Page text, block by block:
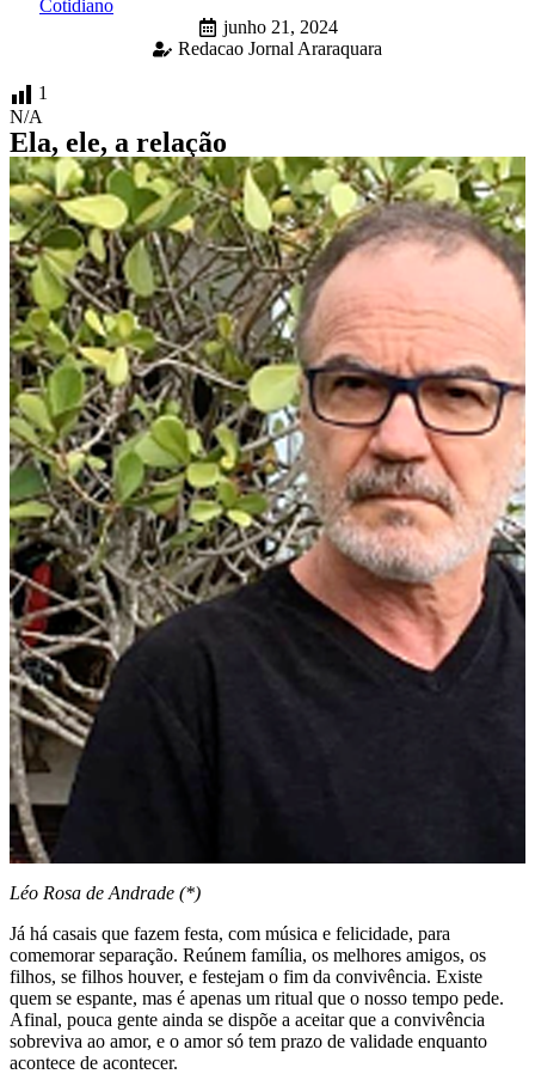
Cotidiano
junho 21, 2024
Redacao Jornal Araraquara
1
N/A
Ela, ele, a relação
Léo Rosa de Andrade (*)
Já há casais que fazem festa, com música e felicidade, para
comemorar separação. Reúnem família, os melhores amigos, os
filhos, se filhos houver, e festejam o fim da convivência. Existe
quem se espante, mas é apenas um ritual que o nosso tempo pede.
Afinal, pouca gente ainda se dispõe a aceitar que a convivência
sobreviva ao amor, e o amor só tem prazo de validade enquanto
acontece de acontecer.